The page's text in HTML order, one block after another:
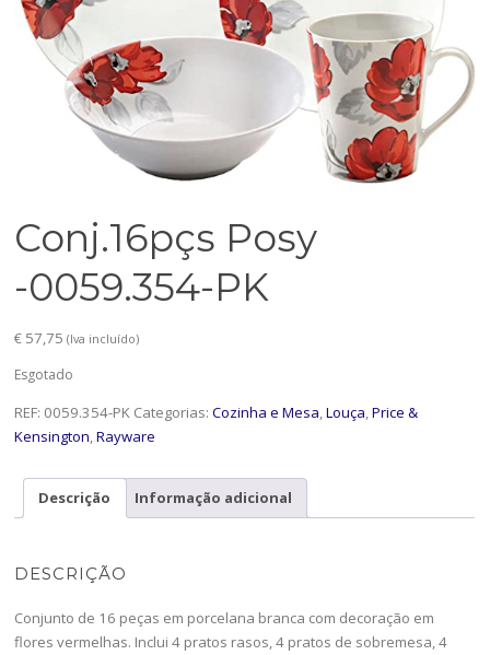
Conj.16pçs Posy
-0059.354-PK
€ 57,75 (Iva incluído)
Esgotado
REF: 0059.354-PK Categorias:Cozinha e Mesa,Louça,Price &
Kensington,Rayware
Descrição Informação adicional
DESCRIÇÃO
Conjunto de 16 peças em porcelana branca com decoração em
flores vermelhas. Inclui 4 pratos rasos, 4 pratos de sobremesa, 4